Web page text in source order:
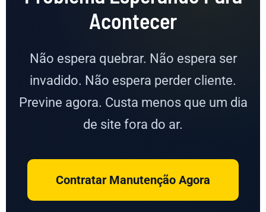
Acontecer
Não espera quebrar. Não espera ser
invadido. Não espera perder cliente.
Previne agora. Custa menos que um dia
de site fora do ar.
Contratar Manutenção Agora